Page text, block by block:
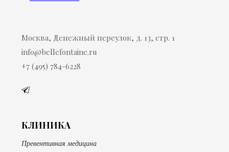
Москва, Денежный переулок, д. 13, стр. 1
info@bellefontaine.ru
+7 (495) 784-6228
КЛИНИКА
Превентивная медицина